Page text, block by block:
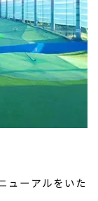
ューアルをいた